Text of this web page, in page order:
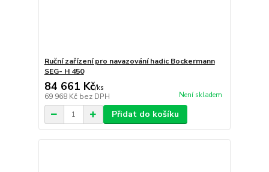
Ruční zařízení pro navazování hadic Bockermann
SEG- H 450
84 661 Kč/ks
69 968 Kč bez DPH Není skladem
Přidat do košíku